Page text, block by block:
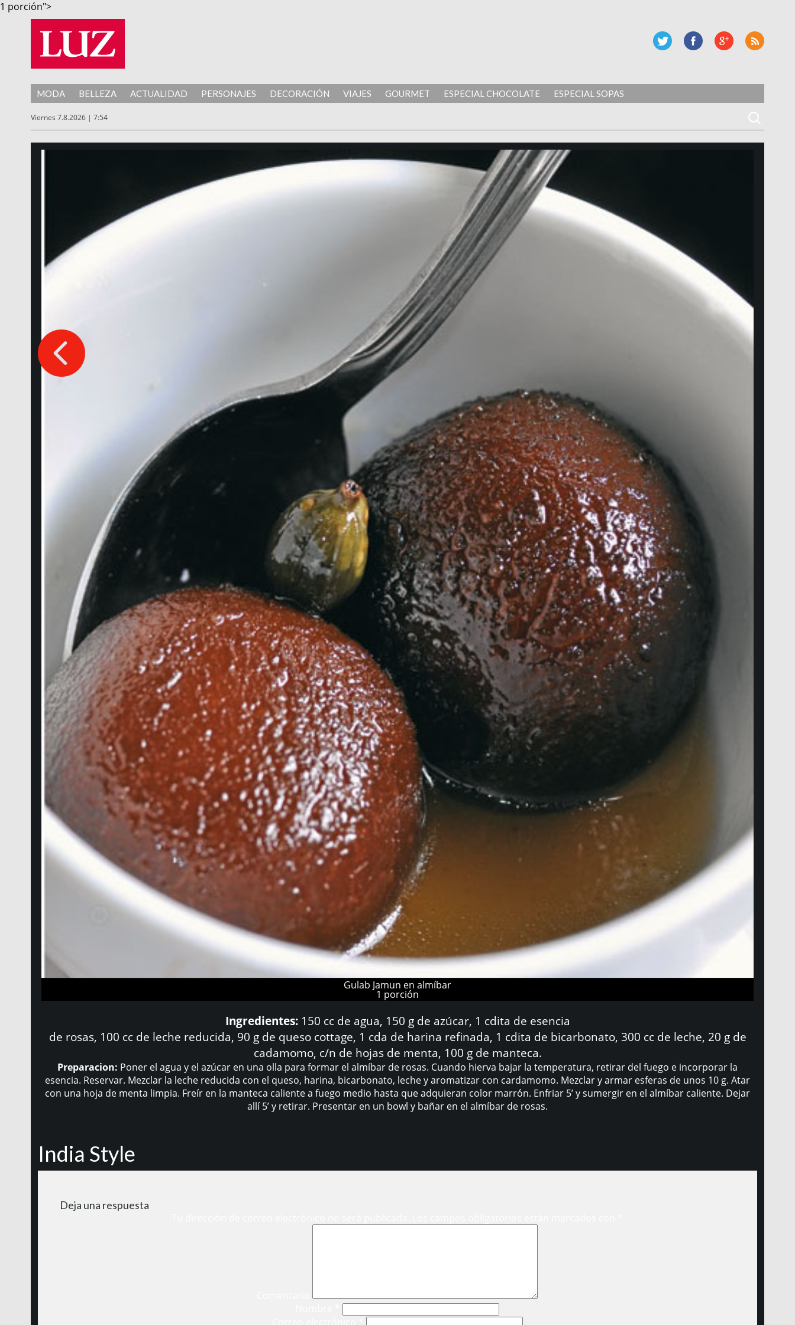
1 porción">
MODA BELLEZA ACTUALIDAD PERSONAJES DECORACIÓN VIAJES GOURMET ESPECIAL CHOCOLATE ESPECIAL SOPAS
Viernes 7.8.2026 | 7:54
Gulab Jamun en almíbar
1 porción
Ingredientes:150 cc de agua, 150 g de azúcar, 1 cdita de esencia
de rosas, 100 cc de leche reducida, 90 g de queso cottage, 1 cda de harina refinada, 1 cdita de bicarbonato, 300 cc de leche, 20 g de
cadamomo, c/n de hojas de menta, 100 g de manteca.
Preparacion: Poner el agua y el azúcar en una olla para formar el almíbar de rosas. Cuando hierva bajar la temperatura, retirar del fuego e incorporar la
esencia. Reservar. Mezclar la leche reducida con el queso, harina, bicarbonato, leche y aromatizar con cardamomo. Mezclar y armar esferas de unos 10 g. Atar
con una hoja de menta limpia. Freír en la manteca caliente a fuego medio hasta que adquieran color marrón. Enfriar 5’ y sumergir en el almíbar caliente. Dejar
allí 5’ y retirar. Presentar en un bowl y bañar en el almíbar de rosas.
India Style
Deja una respuesta